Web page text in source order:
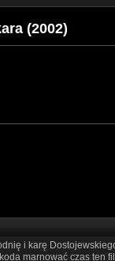
(2002)
i karę
marnować czas ten